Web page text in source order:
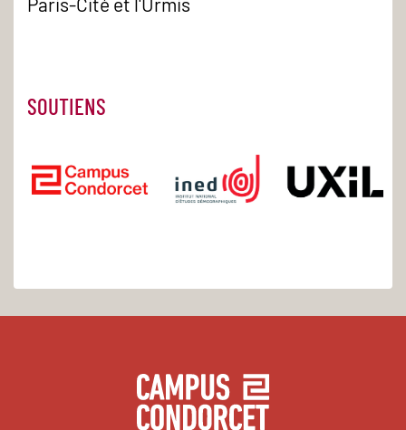
SOUTIENS